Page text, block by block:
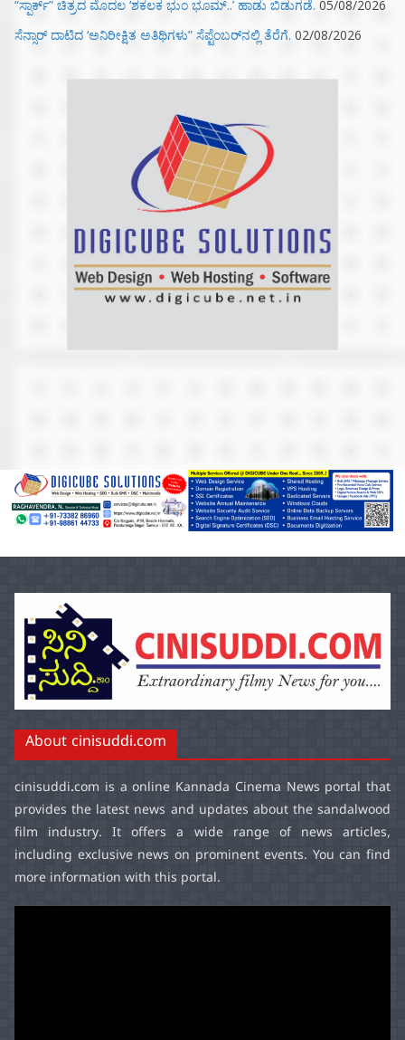
“ಸ್ಪಾರ್ಕ್” ಚಿತ್ರದ ಮೊದಲ‌ ‘ಶಕಲಕ ಭುಂ‌ ಭೂಮ್..’ ಹಾಡು ಬಿಡುಗಡೆ. 05/08/2026
ಸೆನ್ಸಾರ್ ದಾಟಿದ ‘ಅನಿರೀಕ್ಷಿತ ಅತಿಥಿಗಳು” ಸೆಪ್ಟೆಂಬರ್‌ನಲ್ಲಿ ತೆರೆಗೆ. 02/08/2026
About cinisuddi.com
cinisuddi.com is a online Kannada Cinema News portal that
provides the latest news and updates about the sandalwood
film industry. It offers a wide range of news articles,
including exclusive news on prominent events. You can find
more information with this portal.